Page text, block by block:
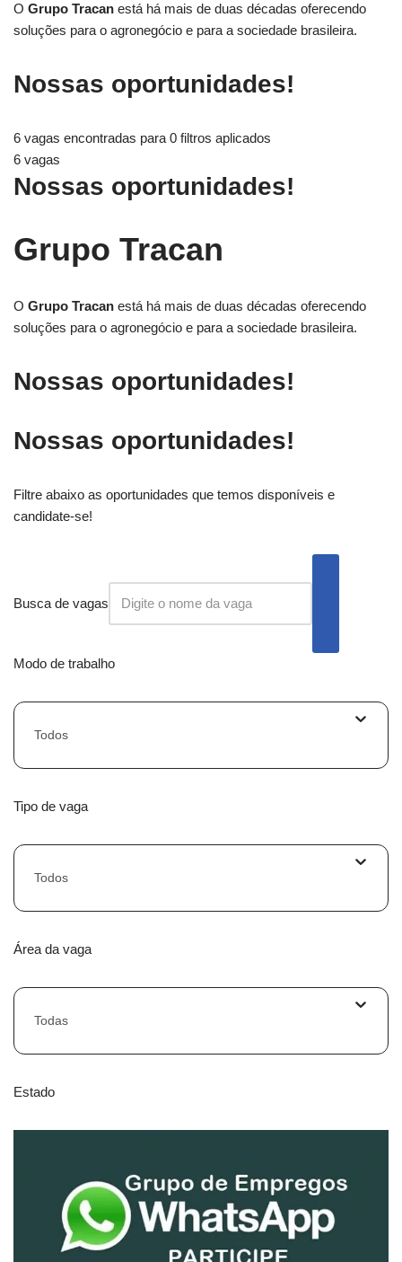
O Grupo Tracan está há mais de duas décadas oferecendo
soluções para o agronegócio e para a sociedade brasileira.
Nossas oportunidades!
6 vagas encontradas para 0 filtros aplicados
6 vagas
Nossas oportunidades!
Grupo Tracan
O Grupo Tracan está há mais de duas décadas oferecendo
soluções para o agronegócio e para a sociedade brasileira.
Nossas oportunidades!
Nossas oportunidades!
Filtre abaixo as oportunidades que temos disponíveis e
candidate-se!
Busca de vagas
Modo de trabalho
Todos
Tipo de vaga
Todos
Área da vaga
Todas
Estado